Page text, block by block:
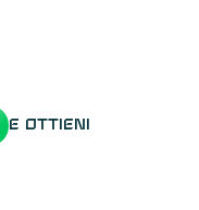
e ottieni